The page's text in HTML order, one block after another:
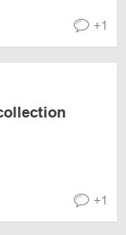
+1
+1